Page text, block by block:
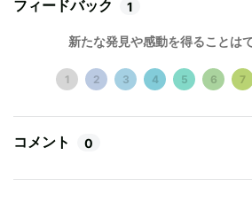
フィードバック 1
新たな発見や感動を得ることは
1 2 3 4 5 6 7
コメント 0